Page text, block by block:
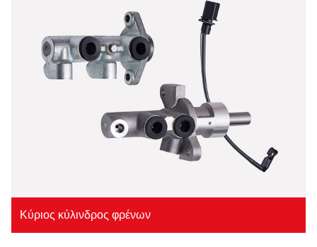
Κύριος κύλινδρος φρένων